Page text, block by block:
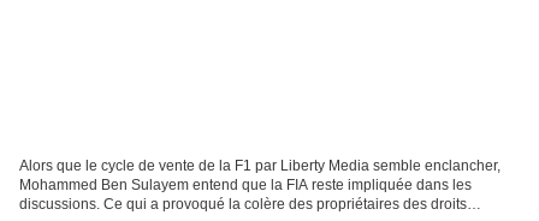
Alors que le cycle de vente de la F1 par Liberty Media semble enclancher,
Mohammed Ben Sulayem entend que la FIA reste impliquée dans les
discussions. Ce qui a provoqué la colère des propriétaires des droits